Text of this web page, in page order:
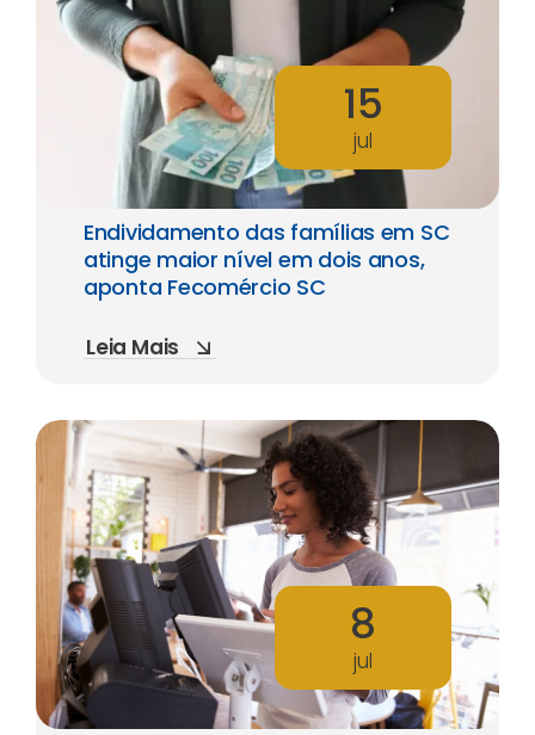
15
jul
Endividamento das famílias em SC
atinge maior nível em dois anos,
aponta Fecomércio SC
Leia Mais
8
jul